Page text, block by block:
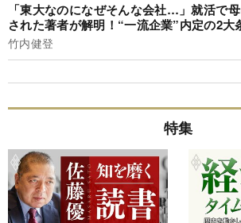
「東大なのになぜそんな会社…」就活で
された著者が解明！“一流企業”内定の2大
竹内健登
特集